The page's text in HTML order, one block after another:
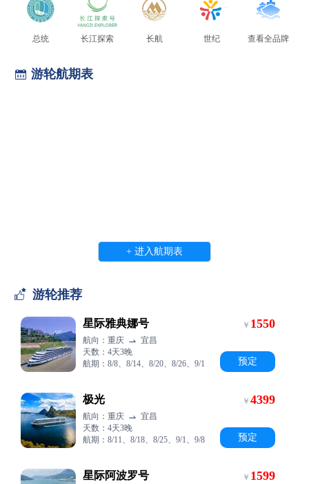
总统 长江探索 长航 世纪 查看全品牌
 游轮航期表
+ 进入航期表
 游轮推荐
星际雅典娜号
航向：重庆  宜昌
天数：4天3晚
航期：8/8、8/14、8/20、8/26、9/1
￥ 1550
预定
极光
航向：重庆  宜昌
天数：4天3晚
航期：8/11、8/18、8/25、9/1、9/8
￥4399
预定
星际阿波罗号 ￥ 1599